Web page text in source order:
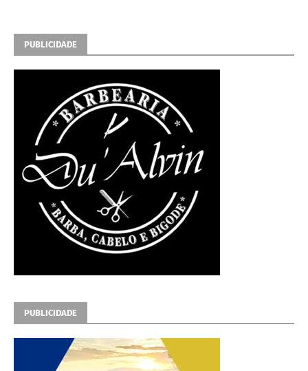
PUBLICIDADE
PUBLICIDADE